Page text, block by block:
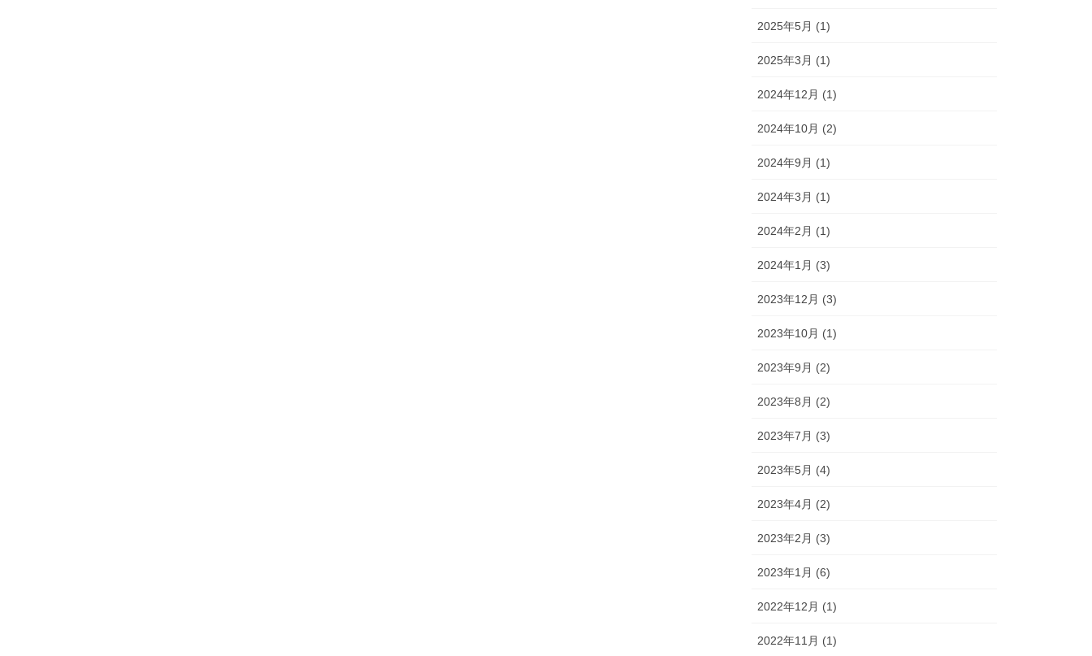
2025年5月 (1)
2025年3月 (1)
2024年12月 (1)
2024年10月 (2)
2024年9月 (1)
2024年3月 (1)
2024年2月 (1)
2024年1月 (3)
2023年12月 (3)
2023年10月 (1)
2023年9月 (2)
2023年8月 (2)
2023年7月 (3)
2023年5月 (4)
2023年4月 (2)
2023年2月 (3)
2023年1月 (6)
2022年12月 (1)
2022年11月 (1)